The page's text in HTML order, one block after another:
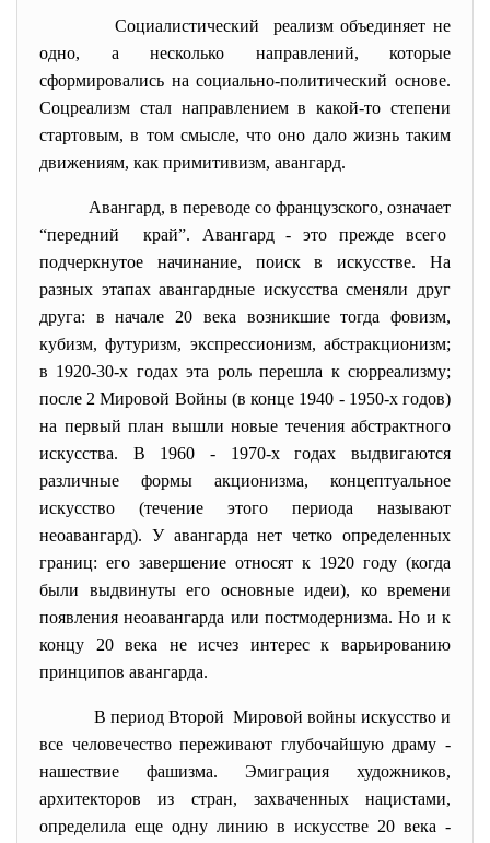
Социалистический реализм объединяет не
одно, а несколько направлений, которые
сформировались на социально-политический основе.
Соцреализм стал направлением в какой-то степени
стартовым, в том смысле, что оно дало жизнь таким
движениям, как примитивизм, авангард.
Авангард, в переводе со французского, означает
“передний край”. Авангард - это прежде всего
подчеркнутое начинание, поиск в искусстве. На
разных этапах авангардные искусства сменяли друг
друга: в начале 20 века возникшие тогда фовизм,
кубизм, футуризм, экспрессионизм, абстракционизм;
в 1920-30-х годах эта роль перешла к сюрреализму;
после 2 Мировой Войны (в конце 1940 - 1950-х годов)
на первый план вышли новые течения абстрактного
искусства. В 1960 - 1970-х годах выдвигаются
различные формы акционизма, концептуальное
искусство (течение этого периода называют
неоавангард). У авангарда нет четко определенных
границ: его завершение относят к 1920 году (когда
были выдвинуты его основные идеи), ко времени
появления неоавангарда или постмодернизма. Но и к
концу 20 века не исчез интерес к варьированию
принципов авангарда.
В период Второй Мировой войны искусство и
все человечество переживают глубочайшую драму -
нашествие фашизма. Эмиграция художников,
архитекторов из стран, захваченных нацистами,
определила еще одну линию в искусстве 20 века -